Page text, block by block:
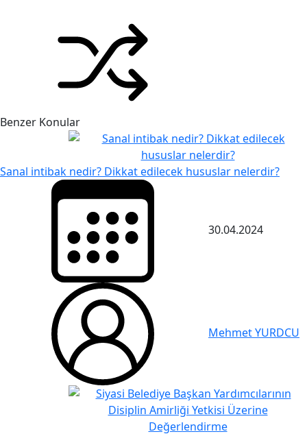
Benzer Konular
Sanal intibak nedir? Dikkat edilecek hususlar nelerdir?
30.04.2024
Mehmet YURDCU